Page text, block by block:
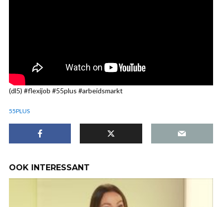
(dl5) #flexijob #55plus #arbeidsmarkt
55PLUS
OOK INTERESSANT